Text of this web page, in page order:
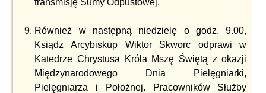
transmisję Sumy Odpustowej.
Również w następną niedzielę o godz. 9.00,
Ksiądz Arcybiskup Wiktor Skworc odprawi w
Katedrze Chrystusa Króla Mszę Świętą z okazji
Międzynarodowego Dnia Pielęgniarki,
Pielęgniarza i Położnej. Pracowników Służby